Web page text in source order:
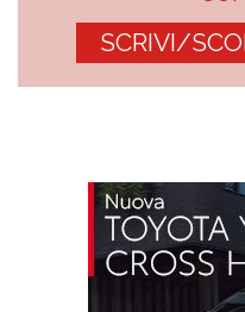
SCRIVI/